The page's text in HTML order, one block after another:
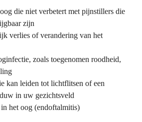
die niet verbetert met pijnstillers die
zijn
verlies of verandering van het
zoals toegenomen roodheid,
kan leiden tot lichtflitsen of een
in uw gezichtsveld
het oog (endoftalmitis)